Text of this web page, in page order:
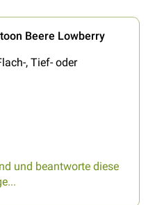
Beere Lowberry
, Tief- oder
und beantworte diese